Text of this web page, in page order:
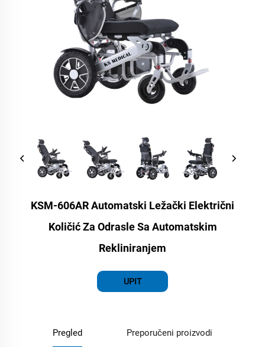
KSM-606AR Automatski Ležački Električni
Količić Za Odrasle Sa Automatskim
Rekliniranjem
UPIT
Pregled Preporučeni proizvodi